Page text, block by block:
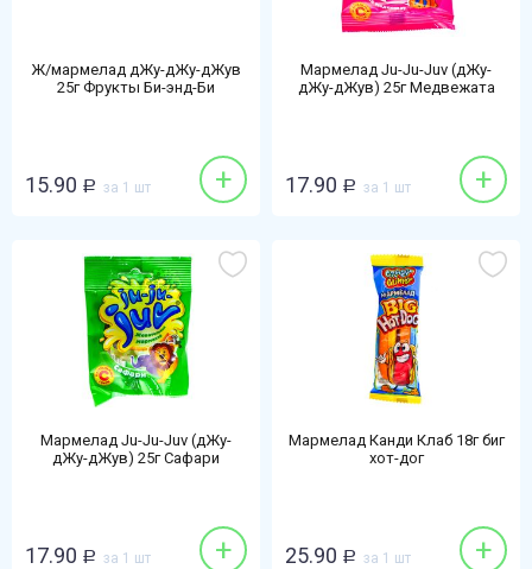
Ж/мармелад дЖу-дЖу-дЖув
25г Фрукты Би-энд-Би
15.90 Р за 1 шт +
Мармелад Ju-Ju-Juv (дЖу-
дЖу-дЖув) 25г Медвежата
17.90 Р за 1 шт +
Мармелад Ju-Ju-Juv (дЖу-
дЖу-дЖув) 25г Сафари
17.90 Р за 1 шт +
Мармелад Канди Клаб 18г биг
хот-дог
25.90 Р за 1 шт +